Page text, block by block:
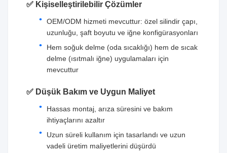
✅ Kişiselleştirilebilir Çözümler
OEM/ODM hizmeti mevcuttur: özel silindir çapı,
uzunluğu, şaft boyutu ve iğne konfigürasyonları
Hem soğuk delme (oda sıcaklığı) hem de sıcak
delme (ısıtmalı iğne) uygulamaları için
mevcuttur
✅ Düşük Bakım ve Uygun Maliyet
Hassas montaj, arıza süresini ve bakım
ihtiyaçlarını azaltır
Uzun süreli kullanım için tasarlandı ve uzun
vadeli üretim maliyetlerini düşürdü